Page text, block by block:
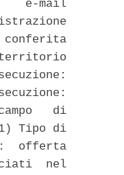
e-mail
conferita
di
Tipo di
offerta
nel